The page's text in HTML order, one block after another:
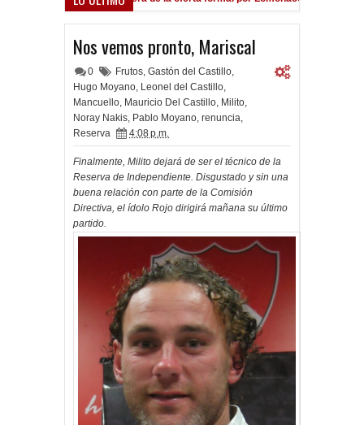
Nos vemos pronto, Mariscal
0 Frutos, Gastón del Castillo,
Hugo Moyano, Leonel del Castillo,
Mancuello, Mauricio Del Castillo, Milito,
Noray Nakis, Pablo Moyano, renuncia,
Reserva
4:08 p.m.
Finalmente, Milito dejará de ser el técnico de la
Reserva de Independiente. Disgustado y sin una
buena relación con parte de la Comisión
Directiva, el ídolo Rojo dirigirá mañana su último
partido.